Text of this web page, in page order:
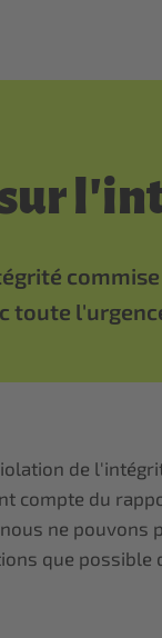
de
compte du
ne
que possible